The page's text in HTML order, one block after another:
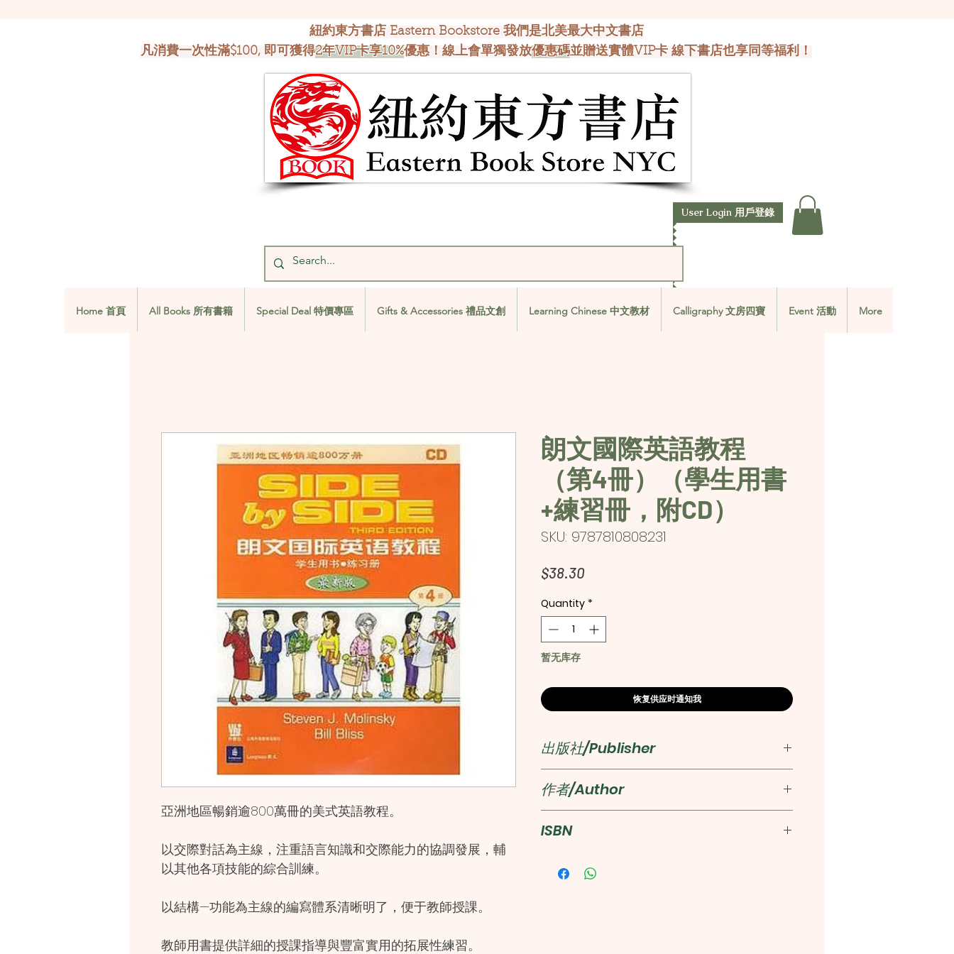
紐約東方書店 Eastern Bookstore 我們是北美最大中文書店
凡消費一次性滿$100, 即可獲得2年VIP卡享10%優惠！線上會單獨發放優惠碼並贈送實體VIP卡 線下書店也享同等福利！
User Login 用戶登錄
Home 首頁 All Books 所有書籍 Special Deal 特價專區 Gifts & Accessories 禮品文創 Learning Chinese 中文教材 Calligraphy 文房四寶 Event 活動 More
Home 首頁 All Books 所有書籍 Special Deal 特價專區 Gifts & Accessories 禮品文創 Learning Chinese 中文教材 Calligraphy 文房四寶 Event 活動 More
亞洲地區暢銷逾800萬冊的美式英語教程。
以交際對話為主線，注重語言知識和交際能力的協調發展，輔
以其他各項技能的綜合訓練。
以結構—功能為主線的編寫體系清晰明了，便于教師授課。
教師用書提供詳細的授課指導與豐富實用的拓展性練習。
朗文國際英語教程
（第4冊）（學生用書
+練習冊，附CD）
SKU: 9787810808231
$38.30Price
Quantity *
暂无库存
恢复供应时通知我
出版社/Publisher
上海外語教育出版社
作者/Author
ISBN
9787810808231